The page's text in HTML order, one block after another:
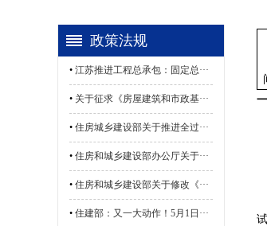
政策法规
• 江苏推进工程总承包：固定总···
• 关于征求《房屋建筑和市政基···
• 住房城乡建设部关于推进全过···
• 住房和城乡建设部办公厅关于···
• 住房和城乡建设部关于修改《···
• 住建部：又一大动作！5月1日···